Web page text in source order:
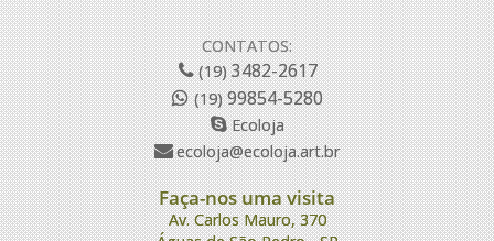
CONTATOS:
(19)3482-2617
(19)99854-5280
Ecoloja
ecoloja@ecoloja.art.br
Faça-nos uma visita
Av. Carlos Mauro, 370